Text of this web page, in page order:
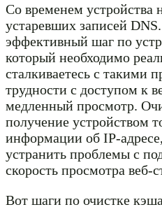
Со временем устройства
устаревших записей
эффективный шаг по
который необходимо
сталкиваетесь с такими
трудности с доступом к
медленный просмотр.
получение устройством
информации об IP-
устранить проблемы с
скорость просмотра веб-
Вот шаги по очистке